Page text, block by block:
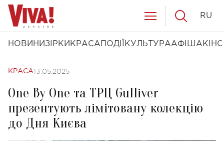
НОВИНИ ЗІРКИ КРАСА ПОДІЇ КУЛЬТУРААФІША КІНО
RU
КРАСА13.05.2025
One By One та ТРЦ Gulliver
презентують лімітовану колекцію
до Дня Києва